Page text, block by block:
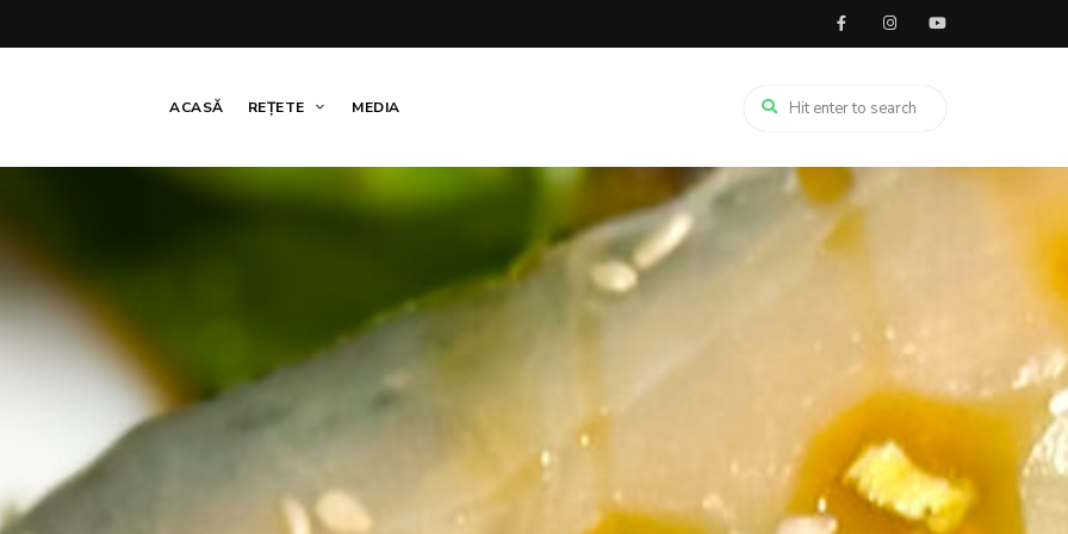
ACASĂ REȚETE MEDIA